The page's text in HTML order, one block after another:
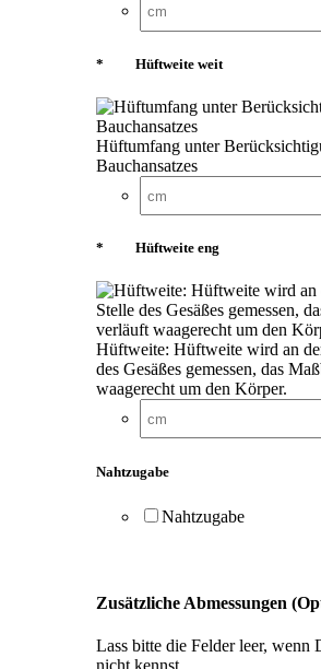
* Hüftweite weit
Hüftumfang unter
Bauchansatzes
* Hüftweite eng
Hüftweite: Hüftweite wird an
des Gesäßes gemessen, das
waagerecht um den Körper.
Nahtzugabe
Nahtzugabe
Zusätzliche Abmessungen
Lass bitte die Felder leer, wenn